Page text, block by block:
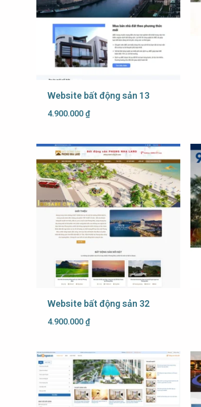
Website bất động sản 13
4.900.000 ₫
Website bất động sản 32
4.900.000 ₫